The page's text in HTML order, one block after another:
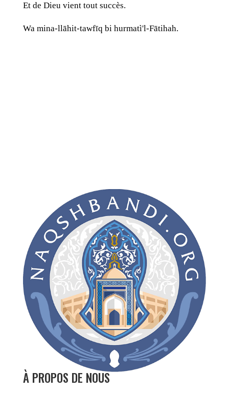
Et de Dieu vient tout succès.
Wa mina-llāhit-tawfīq bi hurmatì'l-Fātihah.
À PROPOS DE NOUS